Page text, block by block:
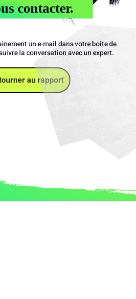
un e-mail dans votre boîte de
la conversation avec un expert.
au rapport